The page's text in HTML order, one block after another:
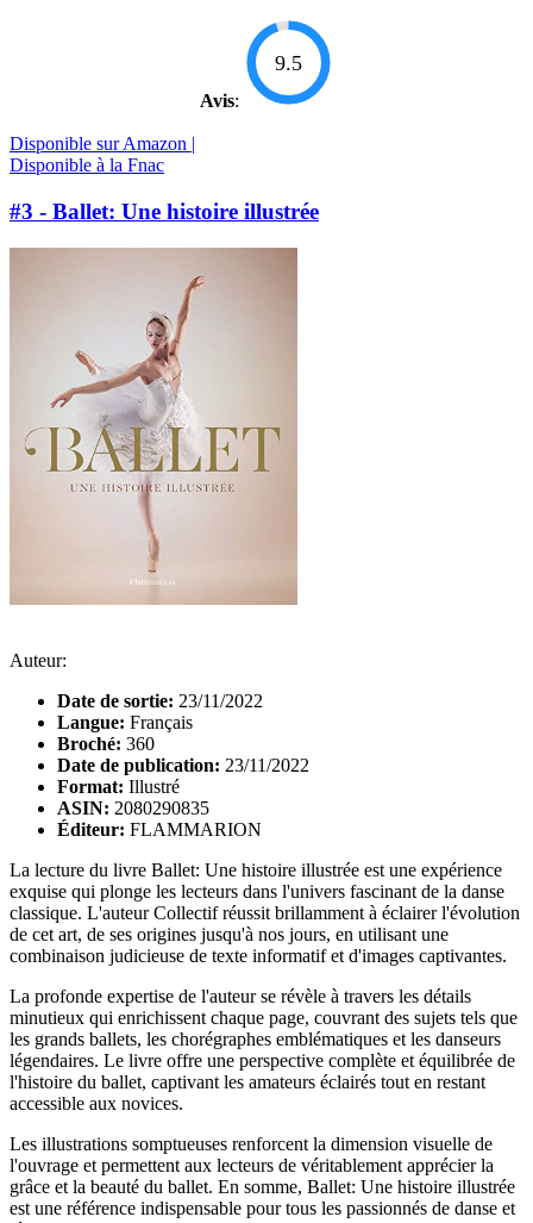
Avis:
9.5
Disponible sur Amazon |
Disponible à la Fnac
#3 - Ballet: Une histoire illustrée
Auteur:
Date de sortie: 23/11/2022
Langue: Français
Broché: 360
Date de publication: 23/11/2022
Format: Illustré
ASIN: 2080290835
Éditeur: FLAMMARION
La lecture du livre Ballet: Une histoire illustrée est une expérience
exquise qui plonge les lecteurs dans l'univers fascinant de la danse
classique. L'auteur Collectif réussit brillamment à éclairer l'évolution
de cet art, de ses origines jusqu'à nos jours, en utilisant une
combinaison judicieuse de texte informatif et d'images captivantes.
La profonde expertise de l'auteur se révèle à travers les détails
minutieux qui enrichissent chaque page, couvrant des sujets tels que
les grands ballets, les chorégraphes emblématiques et les danseurs
légendaires. Le livre offre une perspective complète et équilibrée de
l'histoire du ballet, captivant les amateurs éclairés tout en restant
accessible aux novices.
Les illustrations somptueuses renforcent la dimension visuelle de
l'ouvrage et permettent aux lecteurs de véritablement apprécier la
grâce et la beauté du ballet. En somme, Ballet: Une histoire illustrée
est une référence indispensable pour tous les passionnés de danse et